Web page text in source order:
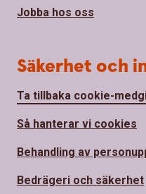
Jobba hos oss
Säkerhet och
Ta tillbaka cookie-
Så hanterar vi cookies
Behandling av
Bedrägeri och säkerhet